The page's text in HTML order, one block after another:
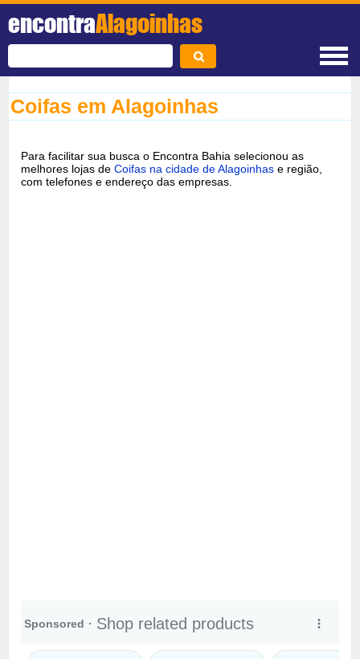
encontraAlagoinhas
Coifas em Alagoinhas
Para facilitar sua busca o Encontra Bahia selecionou as
melhores lojas deCoifas na cidade de Alagoinhas e região,
com telefones e endereço das empresas.